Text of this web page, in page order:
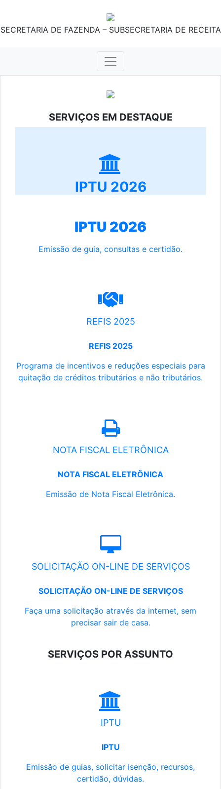
SECRETARIA DE FAZENDA – SUBSECRETARIA DE RECEITA
SERVIÇOS EM DESTAQUE
IPTU 2026
IPTU 2026
Emissão de guia, consultas e certidão.
REFIS 2025
REFIS 2025
Programa de incentivos e reduções especiais para
quitação de créditos tributários e não tributários.
NOTA FISCAL ELETRÔNICA
NOTA FISCAL ELETRÔNICA
Emissão de Nota Fiscal Eletrônica.
SOLICITAÇÃO ON-LINE DE SERVIÇOS
SOLICITAÇÃO ON-LINE DE SERVIÇOS
Faça uma solicitação através da internet, sem
precisar sair de casa.
SERVIÇOS POR ASSUNTO
IPTU
IPTU
Emissão de guias, solicitar isenção, recursos,
certidão, dúvidas.